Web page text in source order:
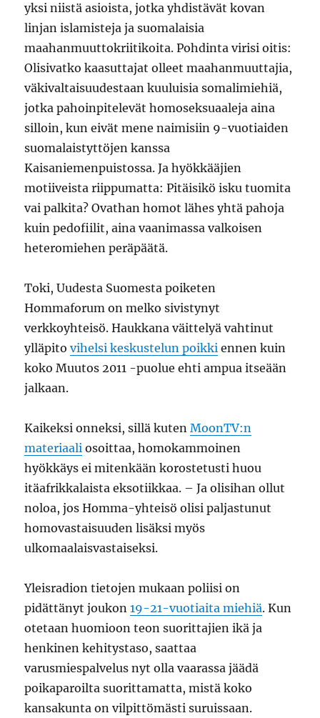
yksi niistä asioista, jotka yhdistävät kovan
linjan islamisteja ja suomalaisia
maahanmuuttokriitikoita. Pohdinta virisi oitis:
Olisivatko kaasuttajat olleet maahanmuuttajia,
väkivaltaisuudestaan kuuluisia somalimiehiä,
jotka pahoinpitelevät homoseksuaaleja aina
silloin, kun eivät mene naimisiin 9-vuotiaiden
suomalaistyttöjen kanssa
Kaisaniemenpuistossa. Ja hyökkääjien
motiiveista riippumatta: Pitäisikö isku tuomita
vai palkita? Ovathan homot lähes yhtä pahoja
kuin pedofiilit, aina vaanimassa valkoisen
heteromiehen peräpäätä.
Toki, Uudesta Suomesta poiketen
Hommaforum on melko sivistynyt
verkkoyhteisö. Haukkana väittelyä vahtinut
ylläpitovihelsi keskustelun poikki ennen kuin
koko Muutos 2011 -puolue ehti ampua itseään
jalkaan.
Kaikeksi onneksi, sillä kutenMoonTV:n
materiaali osoittaa, homokammoinen
hyökkäys ei mitenkään korostetusti huou
itäafrikkalaista eksotiikkaa. – Ja olisihan ollut
noloa, jos Homma-yhteisö olisi paljastunut
homovastaisuuden lisäksi myös
ulkomaalaisvastaiseksi.
Yleisradion tietojen mukaan poliisi on
pidättänyt joukon19-21-vuotiaita miehiä. Kun
otetaan huomioon teon suorittajien ikä ja
henkinen kehitystaso, saattaa
varusmiespalvelus nyt olla vaarassa jäädä
poikaparoilta suorittamatta, mistä koko
kansakunta on vilpittömästi suruissaan.